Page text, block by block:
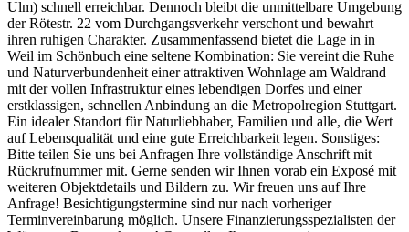
Ulm) schnell erreichbar. Dennoch bleibt die unmittelbare Umgebung
der Rötestr. 22 vom Durchgangsverkehr verschont und bewahrt
ihren ruhigen Charakter. Zusammenfassend bietet die Lage in in
Weil im Schönbuch eine seltene Kombination: Sie vereint die Ruhe
und Naturverbundenheit einer attraktiven Wohnlage am Waldrand
mit der vollen Infrastruktur eines lebendigen Dorfes und einer
erstklassigen, schnellen Anbindung an die Metropolregion Stuttgart.
Ein idealer Standort für Naturliebhaber, Familien und alle, die Wert
auf Lebensqualität und eine gute Erreichbarkeit legen. Sonstiges:
Bitte teilen Sie uns bei Anfragen Ihre vollständige Anschrift mit
Rückrufnummer mit. Gerne senden wir Ihnen vorab ein Exposé mit
weiteren Objektdetails und Bildern zu. Wir freuen uns auf Ihre
Anfrage! Besichtigungstermine sind nur nach vorheriger
Terminvereinbarung möglich. Unsere Finanzierungsspezialisten der